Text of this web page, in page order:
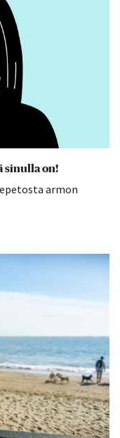
sinulla on!
armon